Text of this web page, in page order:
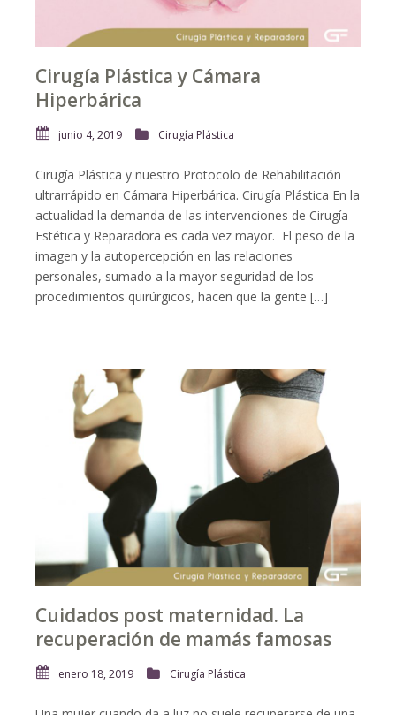
Cirugía Plástica y Cámara
Hiperbárica
junio 4, 2019 Cirugía Plástica
Cirugía Plástica y nuestro Protocolo de Rehabilitación
ultrarrápido en Cámara Hiperbárica. Cirugía Plástica En la
actualidad la demanda de las intervenciones de Cirugía
Estética y Reparadora es cada vez mayor. El peso de la
imagen y la autopercepción en las relaciones
personales, sumado a la mayor seguridad de los
procedimientos quirúrgicos, hacen que la gente […]
Cuidados post maternidad. La
recuperación de mamás famosas
enero 18, 2019 Cirugía Plástica